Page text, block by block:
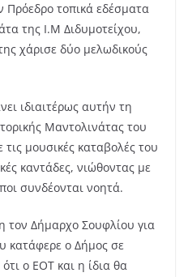
Πρόεδρο τοπικά εδέσματα
της Ι.Μ Διδυμοτείχου,
χάρισε δύο μελωδικούς
ιδιαιτέρως αυτήν τη
Μαντολινάτας του
μουσικές καταβολές του
καντάδες, νιώθοντας με
συνδέονται νοητά.
τον Δήμαρχο Σουφλίου για
κατάφερε ο Δήμος σε
ο ΕΟΤ και η ίδια θα